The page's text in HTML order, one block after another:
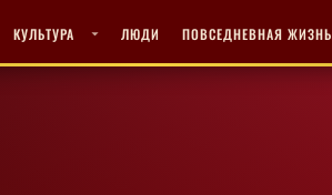
КУЛЬТУРА ЛЮДИ ПОВСЕДНЕВНАЯ ЖИЗНЬ